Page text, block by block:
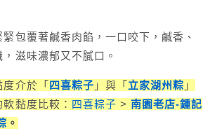
包覆著鹹香肉餡，一口咬下，鹹香、
滋味濃郁又不膩口。
介於「 四喜粽子 」與「 立家湖州粽 」
黏度比較： 四喜粽子 >南園老店-鍾記
。